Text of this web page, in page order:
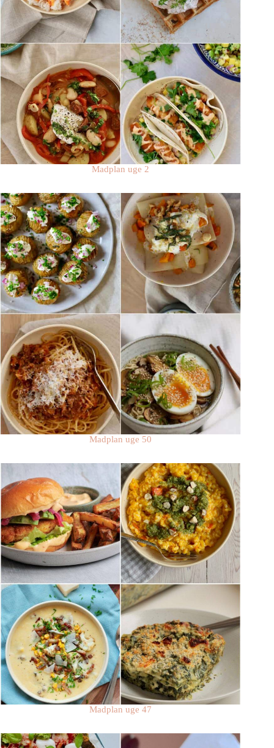
Madplan uge 2
Madplan uge 50
Madplan uge 47